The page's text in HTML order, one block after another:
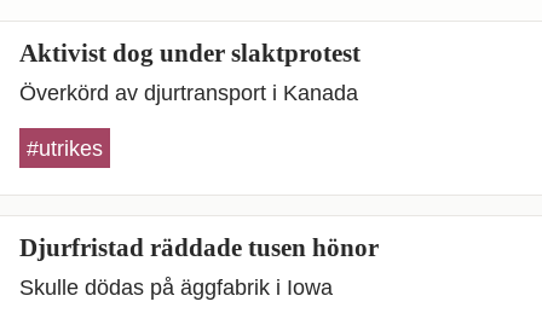
Aktivist dog under slaktprotest
Överkörd av djurtransport i Kanada
#utrikes
Djurfristad räddade tusen hönor
Skulle dödas på äggfabrik i Iowa